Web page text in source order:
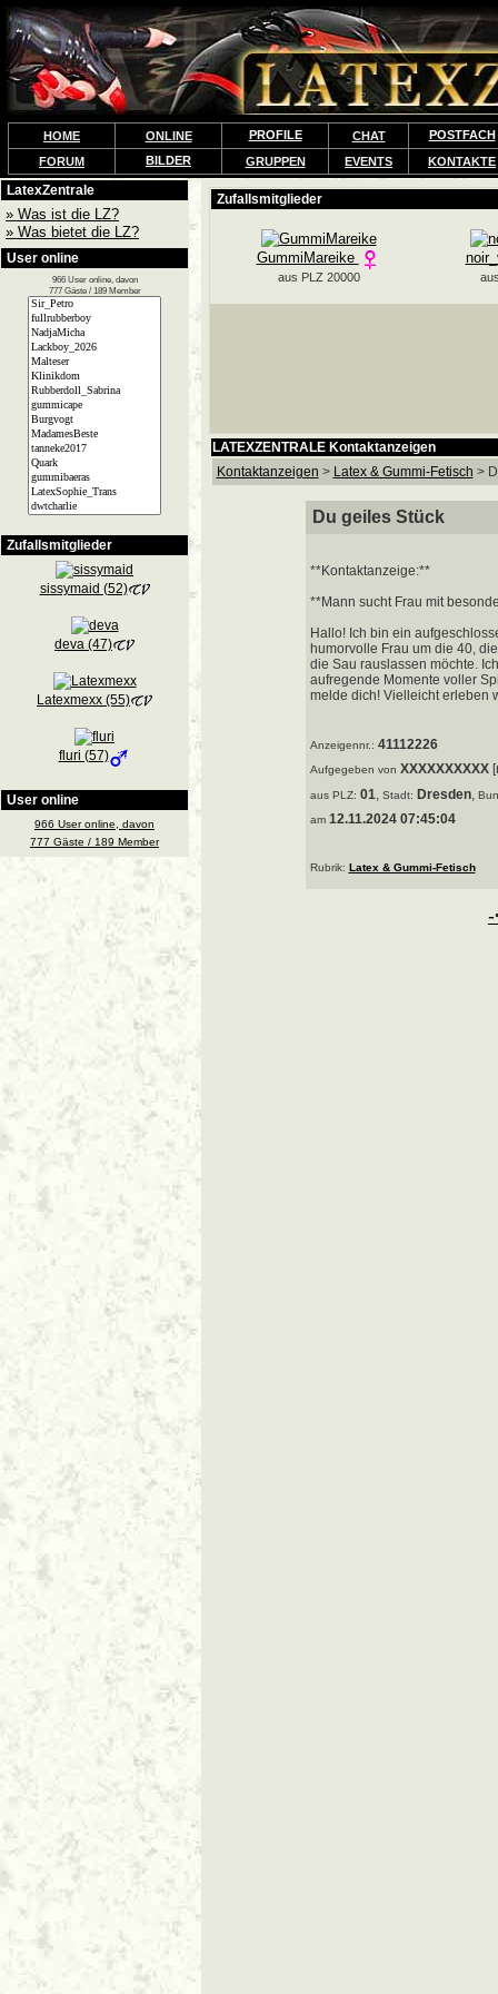
HOME ONLINE PROFILE CHAT
POSTFACH
FORUM
BILDER GRUPPEN EVENTS KONTAKTE
LatexZentrale
» Was ist die LZ?
» Was bietet die LZ?
User online
966 User online, davon
777 Gäste / 189 Member
Zufallsmitglieder
sissymaid (52)
deva (47)
Latexmexx (55)
fluri (57)
User online
966 User online, davon
777 Gäste / 189 Member
LATEXZENTRALE Kontaktanzeigen
Kontaktanzeigen > Latex & Gummi-Fetisch >
Du geiles Stück
**Kontaktanzeige:**
**Mann sucht Frau mit
Hallo! Ich bin ein
humorvolle Frau um die 40,
die Sau rauslassen möchte.
aufregende Momente voller
melde dich! Vielleicht erleben
Anzeigennr.: 41112226
Aufgegeben von XXXXXXXXXX
aus PLZ: 01, Stadt: Dresden,
am 12.11.2024 07:45:04
Rubrik: Latex & Gummi-Fetisch